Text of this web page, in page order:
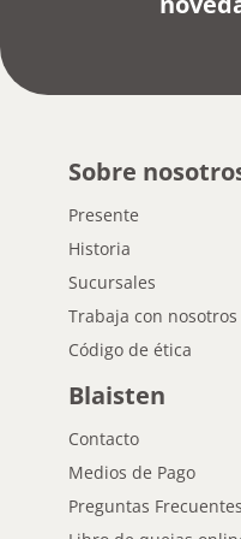
Sobre
Presente
Historia
Sucursales
Trabaja con nosotros
Código de ética
Blaisten
Contacto
Medios de Pago
Preguntas Frecuentes